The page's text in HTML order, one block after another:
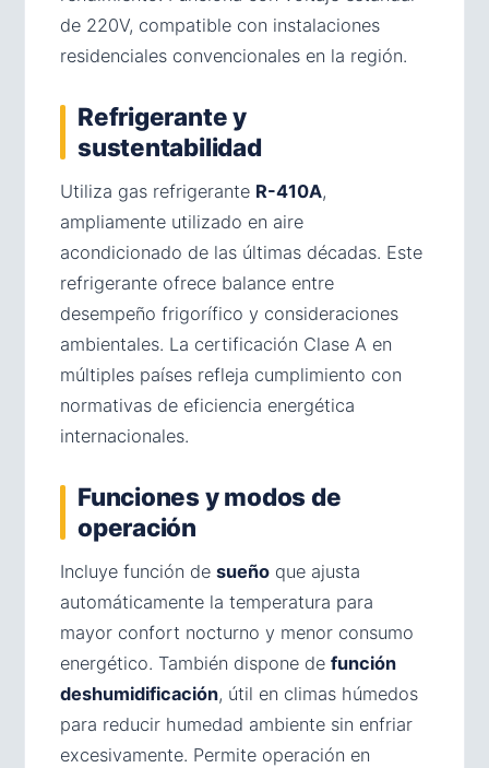
de 220V, compatible con instalaciones
residenciales convencionales en la región.
Refrigerante y
sustentabilidad
Utiliza gas refrigerante R-410A,
ampliamente utilizado en aire
acondicionado de las últimas décadas. Este
refrigerante ofrece balance entre
desempeño frigorífico y consideraciones
ambientales. La certificación Clase A en
múltiples países refleja cumplimiento con
normativas de eficiencia energética
internacionales.
Funciones y modos de
operación
Incluye función de sueño que ajusta
automáticamente la temperatura para
mayor confort nocturno y menor consumo
energético. También dispone de función
deshumidificación, útil en climas húmedos
para reducir humedad ambiente sin enfriar
excesivamente. Permite operación en